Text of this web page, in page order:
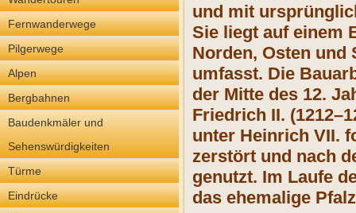
Fernwanderwege
Pilgerwege
Alpen
Bergbahnen
Baudenkmäler und
Sehenswürdigkeiten
Türme
Eindrücke
und mit
Sie liegt auf einem
Norden, Osten und
umfasst. Die
der Mitte des 12.
Friedrich II.
unter Heinrich VII.
zerstört und nach
genutzt. Im Laufe
das ehemalige